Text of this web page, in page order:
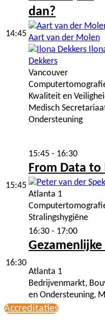
14:45
dan?
Aart van der Molen
Dekkers
Vancouver
Kwaliteit en
Medisch
Ondersteuning
15:45
15:45 - 16:30
From Data
Atlanta 1
Stralingshygiëne
16:30
16:30 - 17:00
Atlanta 1
Bedrijvenmarkt,
en Ondersteuning,
Accreditaties